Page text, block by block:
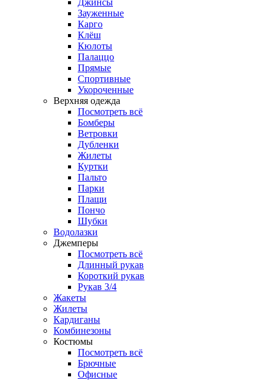
Зауженные
Карго
Клёш
Кюлоты
Палаццо
Прямые
Спортивные
Укороченные
Верхняя одежда
Посмотреть всё
Бомберы
Ветровки
Дубленки
Жилеты
Куртки
Пальто
Парки
Плащи
Пончо
Шубки
Водолазки
Джемперы
Посмотреть всё
Длинный рукав
Короткий рукав
Рукав 3/4
Жакеты
Жилеты
Кардиганы
Комбинезоны
Костюмы
Посмотреть всё
Брючные
Офисные